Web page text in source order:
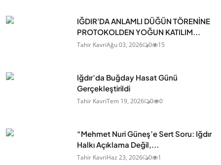
IĞDIR'DA ANLAMLI DÜĞÜN TÖRENİNE
PROTOKOLDEN YOĞUN KATILIM...
Tahir KavriAğu 03, 2026 0 15
Iğdır’da Buğday Hasat Günü
Gerçekleştirildi
Tahir KavriTem 19, 2026 0 0
“Mehmet Nuri Güneş’e Sert Soru: Iğdır
Halkı Açıklama Değil,...
Tahir KavriHaz 23, 2026 0 1